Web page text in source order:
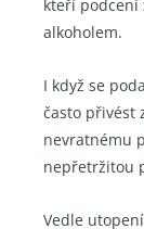
kteří podcení
alkoholem.
I když se
často přivést
nevratnému
nepřetržitou
Vedle